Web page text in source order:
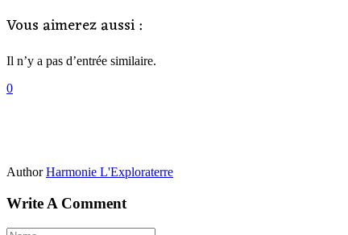
Vous aimerez aussi :
Il n’y a pas d’entrée similaire.
0
Author Harmonie L'Exploraterre
Write A Comment